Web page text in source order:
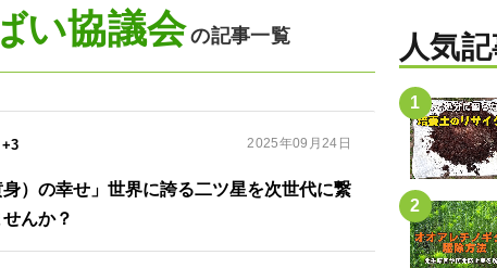
い協議会 の記事一覧
+3 2025年09月24日
身）の幸せ」世界に誇る二ツ星を次世代に繋
んか？
人気